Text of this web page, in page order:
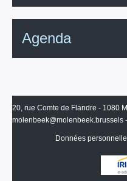
Agenda
20, rue Comte de Flandre - 1080
molenbeek@molenbeek.brussels
Données